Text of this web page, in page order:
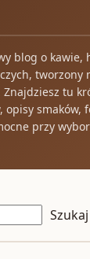
blog o kawie,
tworzony
tu
smaków,
przy
Szukaj